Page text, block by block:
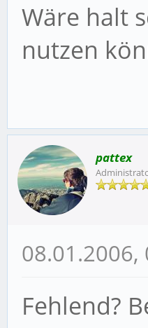
Wäre halt
nutzen
pattex
08.01.2006,
Fehlend?